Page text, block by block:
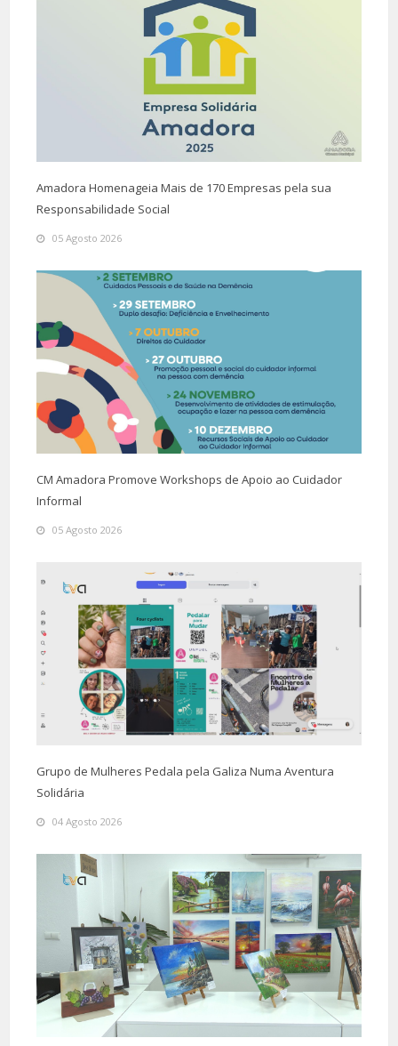
Amadora Homenageia Mais de 170 Empresas pela sua
Responsabilidade Social
05 Agosto 2026
CM Amadora Promove Workshops de Apoio ao Cuidador
Informal
05 Agosto 2026
Grupo de Mulheres Pedala pela Galiza Numa Aventura
Solidária
04 Agosto 2026